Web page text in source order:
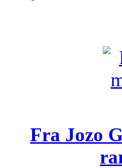
Fra Jozo